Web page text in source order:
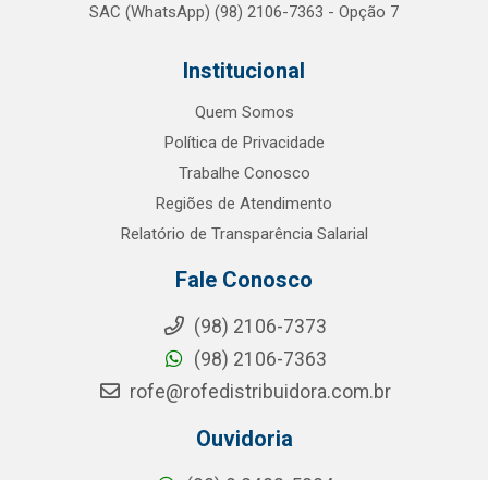
SAC (WhatsApp) (98) 2106-7363 - Opção 7
Institucional
Quem Somos
Política de Privacidade
Trabalhe Conosco
Regiões de Atendimento
Relatório de Transparência Salarial
Fale Conosco
(98) 2106-7373
(98) 2106-7363
rofe@rofedistribuidora.com.br
Ouvidoria